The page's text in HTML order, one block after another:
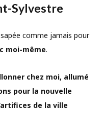
Sylvestre
comme jamais pour
moi-même.
chez moi, allumé
pour la nouvelle
de la ville